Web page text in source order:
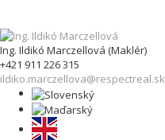
Ing. Ildikó Marczellová (Maklér)
+421 911 226 315
ildiko.marczellova@respectreal.sk